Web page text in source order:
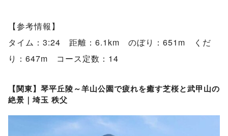
【参考情報】
タイム：3:24 距離：6.1km のぼり：651m くだ
り：647m コース定数：14
【関東】琴平丘陵～羊山公園で疲れを癒す芝桜と武甲山の
絶景｜埼玉 秩父